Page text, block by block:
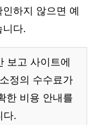
하지 않으면 예
니다.
보고 사이트에
정의 수수료가
한 비용 안내를
다.